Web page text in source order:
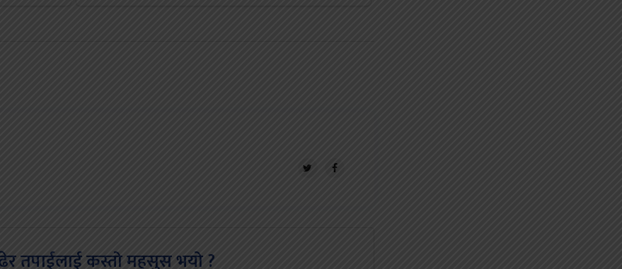
तपाईलाई कस्तो महसुस भयो ?